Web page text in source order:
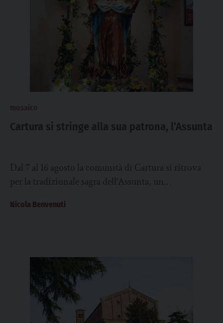
Cartura si stringe alla sua patrona, l’Assunta
Dal 7 al 16 agosto la comunità di Cartura si ritrova
per la tradizionale sagra dell’Assunta, un
popolare...
Nicola Benvenuti